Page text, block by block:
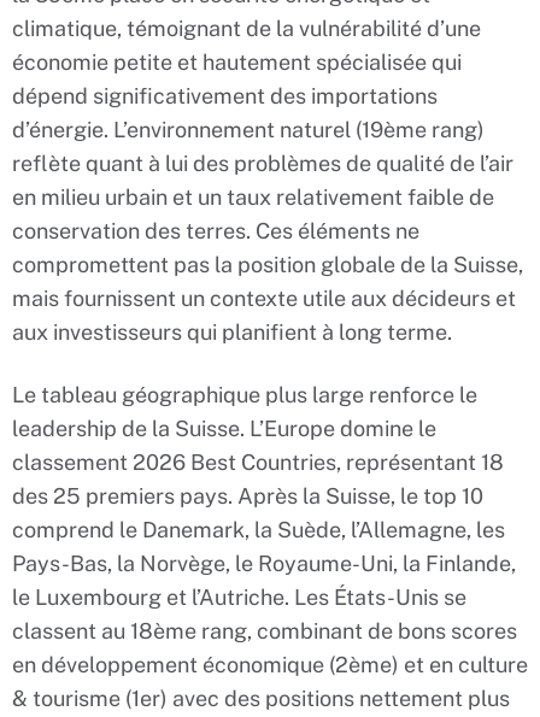
climatique, témoignant de la vulnérabilité d’une
économie petite et hautement spécialisée qui
dépend significativement des importations
d’énergie. L’environnement naturel (19ème rang)
reflète quant à lui des problèmes de qualité de l’air
en milieu urbain et un taux relativement faible de
conservation des terres. Ces éléments ne
compromettent pas la position globale de la Suisse,
mais fournissent un contexte utile aux décideurs et
aux investisseurs qui planifient à long terme.
Le tableau géographique plus large renforce le
leadership de la Suisse. L’Europe domine le
classement 2026 Best Countries, représentant 18
des 25 premiers pays. Après la Suisse, le top 10
comprend le Danemark, la Suède, l’Allemagne, les
Pays-Bas, la Norvège, le Royaume-Uni, la Finlande,
le Luxembourg et l’Autriche. Les États-Unis se
classent au 18ème rang, combinant de bons scores
en développement économique (2ème) et en culture
& tourisme (1er) avec des positions nettement plus